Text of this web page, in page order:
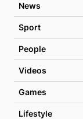
News
Sport
People
Videos
Games
Lifestyle